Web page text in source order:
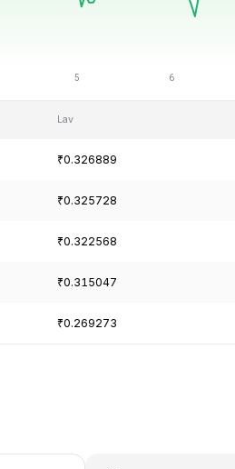
Lav
₹0.326889
₹0.325728
₹0.322568
₹0.315047
₹0.269273